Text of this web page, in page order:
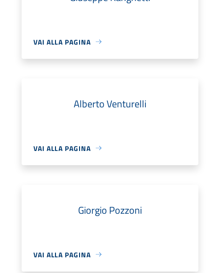
VAI ALLA PAGINA
Alberto Venturelli
VAI ALLA PAGINA
Giorgio Pozzoni
VAI ALLA PAGINA